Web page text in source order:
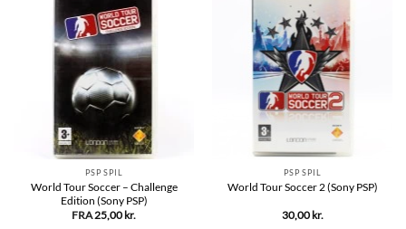
varianter.
Mulighederne
kan
vælges
på
varesiden
PSP SPIL
World Tour Soccer – Challenge
Edition (Sony PSP)
FRA25,00 kr.
PSP SPIL
World Tour Soccer 2 (Sony PSP)
30,00 kr.